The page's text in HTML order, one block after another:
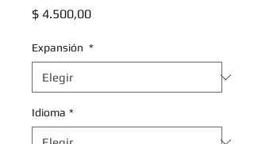
$ 4.500,00Precio
Expansión *
Idioma *